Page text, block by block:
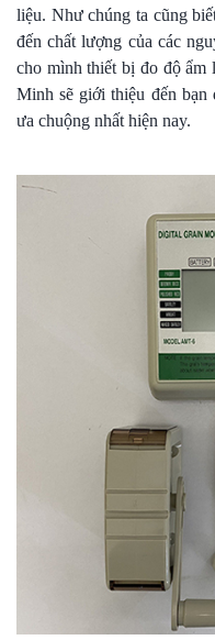
liệu. Như chúng ta cũng
đến chất lượng của các
cho mình thiết bị đo độ ẩm
Minh sẽ giới thiệu đến bạn
ưa chuộng nhất hiện nay.